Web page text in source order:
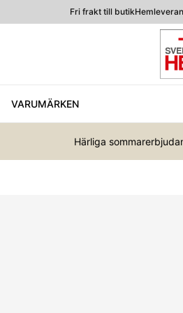
Fri frakt till butik
VARUMÄRKEN
Härliga